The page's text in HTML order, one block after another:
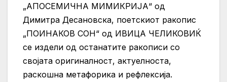
„АПОСЕМИЧНА МИМИКРИЈА“ од
Димитра Десановска, поетскиот ракопис
„ПОИНАКОВ СОН“ од ИВИЦА ЧЕЛИКОВИЌ
се издели од останатите ракописи со
својата оригиналност, актуелноста,
раскошна метафорика и рефлексија.